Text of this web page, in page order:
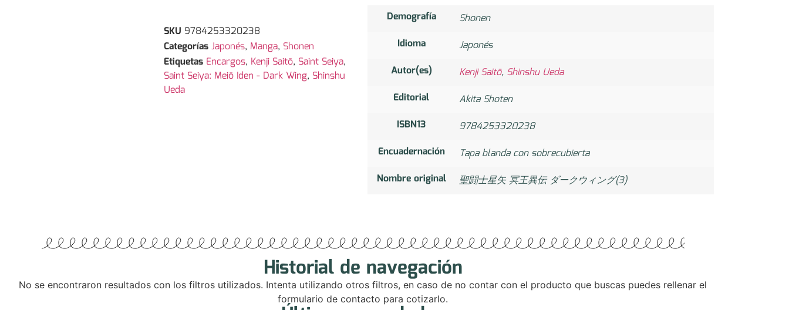
SKU 9784253320238
Categorías Japonés, Manga, Shonen
Etiquetas Encargos, Kenji Saitō, Saint Seiya,
Saint Seiya: Meiō Iden - Dark Wing, Shinshu
Ueda
Demografía
Shonen
Idioma
Japonés
Autor(es)
Kenji Saitō, Shinshu Ueda
Editorial
Akita Shoten
ISBN13
9784253320238
Encuadernación
Tapa blanda con sobrecubierta
Nombre original
聖闘士星矢 冥王異伝 ダークウィング(3)
Historial de navegación
No se encontraron resultados con los filtros utilizados. Intenta utilizando otros filtros, en caso de no contar con el producto que buscas puedes rellenar el
formulario de contacto para cotizarlo.